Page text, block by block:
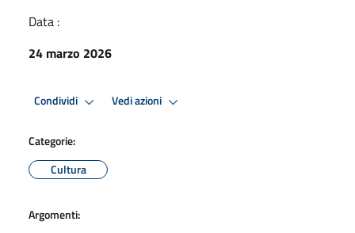
Data :
24 marzo 2026
Condividi Vedi azioni
Categorie:
Cultura
Argomenti: